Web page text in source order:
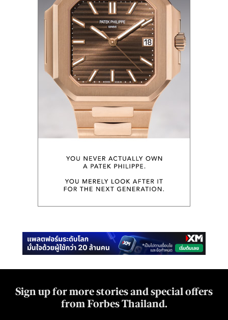
Sign up for more stories and special offers
from Forbes Thailand.